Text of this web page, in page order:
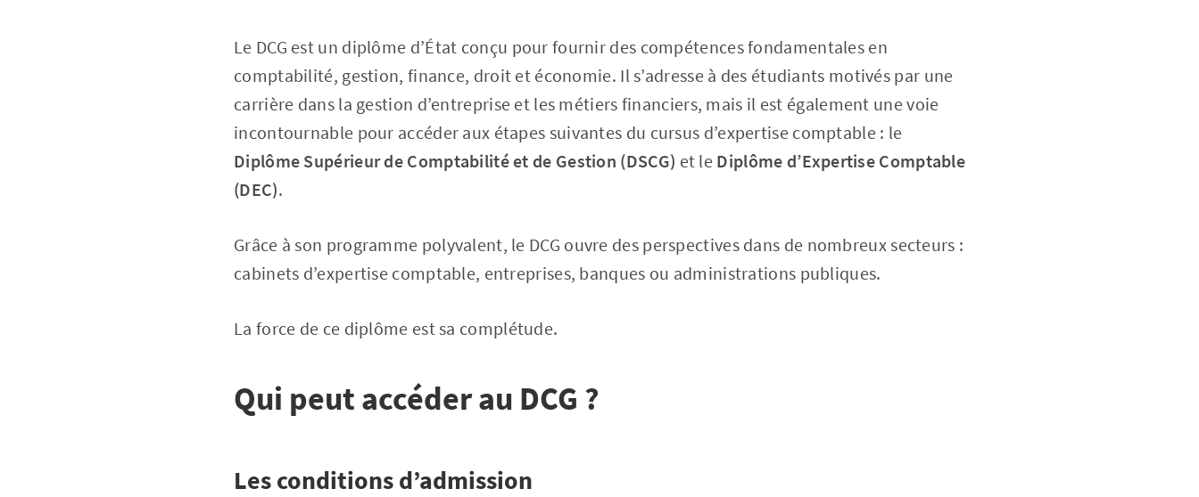
Le DCG est un diplôme d’État conçu pour fournir des compétences fondamentales en
comptabilité, gestion, finance, droit et économie. Il s’adresse à des étudiants motivés par une
carrière dans la gestion d’entreprise et les métiers financiers, mais il est également une voie
incontournable pour accéder aux étapes suivantes du cursus d’expertise comptable : le
Diplôme Supérieur de Comptabilité et de Gestion (DSCG) et le Diplôme d’Expertise Comptable
(DEC).
Grâce à son programme polyvalent, le DCG ouvre des perspectives dans de nombreux secteurs :
cabinets d’expertise comptable, entreprises, banques ou administrations publiques.
La force de ce diplôme est sa complétude.
Qui peut accéder au DCG ?
Les conditions d’admission